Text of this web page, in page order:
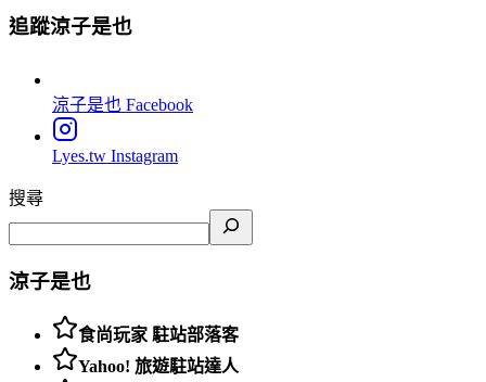
追蹤涼子是也
涼子是也 Facebook
Lyes.tw Instagram
搜尋
涼子是也
食尚玩家 駐站部落客
Yahoo! 旅遊駐站達人